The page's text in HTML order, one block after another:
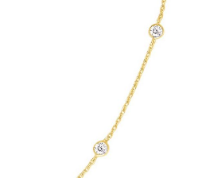
Mot de passe oublié ?